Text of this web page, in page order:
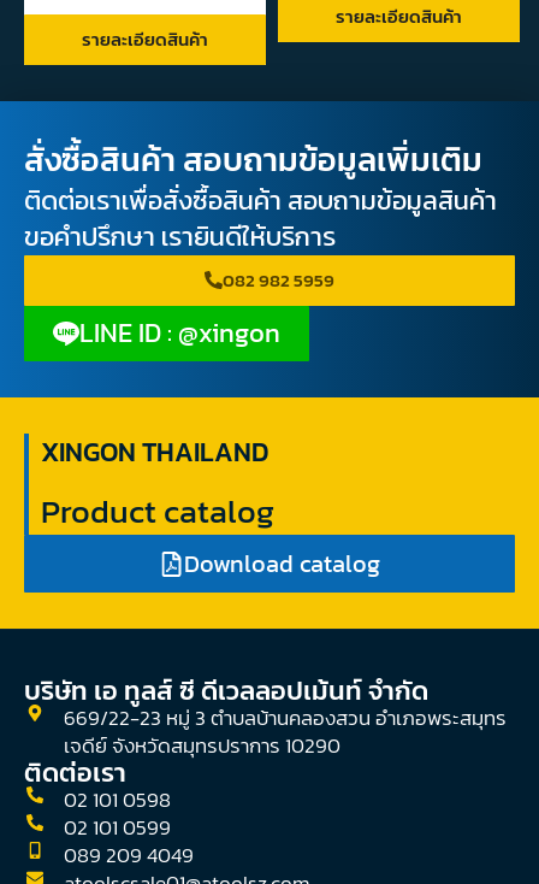
รายละเอียดสินค้า
รายละเอียดสินค้า
สั่งซื้อสินค้า สอบถามข้อมูลเพิ่มเติม
ติดต่อเราเพื่อสั่งซื้อสินค้า สอบถามข้อมูลสินค้า
ขอคำปรึกษา เรายินดีให้บริการ
082 982 5959
LINE ID : @xingon
XINGON THAILAND
Product catalog
Download catalog
บริษัท เอ ทูลส์ ซี ดีเวลลอปเม้นท์ จํากัด
669/22-23 หมู่ 3 ตำบลบ้านคลองสวน อำเภอพระสมุทร
เจดีย์ จังหวัดสมุทรปราการ 10290
ติดต่อเรา
02 101 0598
02 101 0599
089 209 4049